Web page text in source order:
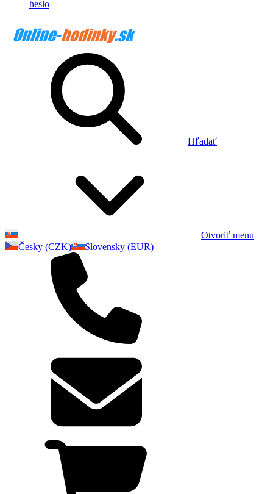
heslo
Hľadať
Otvoriť menu
Česky (CZK)
Slovensky (EUR)